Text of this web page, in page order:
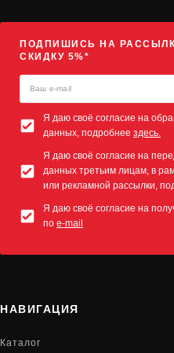
ПОДПИШИСЬ НА
СКИДКУ 5%*
Я даю своё согласие на
данных, подробнее здесь.
Я даю своё согласие на
данных третьим лицам, в
или рекламной рассылки,
Я даю своё согласие на
по e-mail
НАВИГАЦИЯ
Каталог